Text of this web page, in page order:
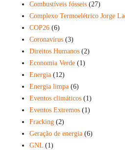
Combustíveis fósseis (27)
Complexo Termoelétrico Jorge
COP26 (6)
Coronavírus (3)
Direitos Humanos (2)
Economia Verde (1)
Energia (12)
Energia limpa (6)
Eventos climáticos (1)
Eventos Extremos (1)
Fracking (2)
Geração de energia (6)
GNL (1)